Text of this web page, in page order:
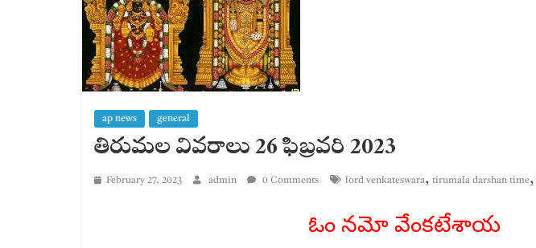
ap news general
తిరుమల వివరాలు 26 ఫిబ్రవరి 2023
February 27, 2023 admin 0 Comments lord venkateswara, tirumala darshan time,
ఓం నమో వేంకటేశాయ